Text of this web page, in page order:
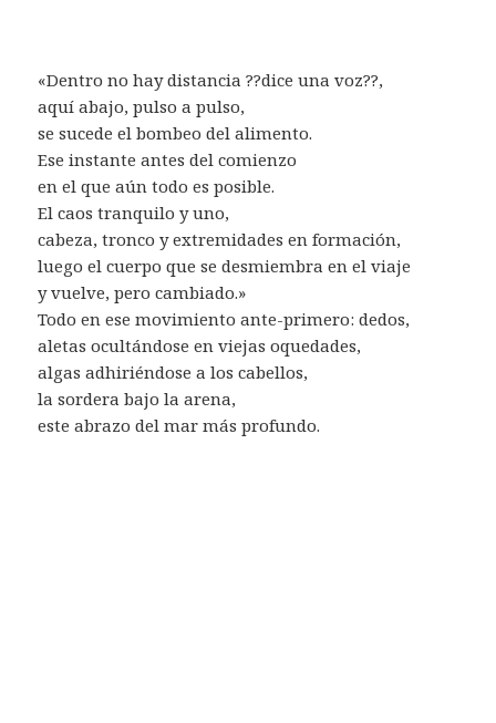
«Dentro no hay distancia ??dice una voz??,
aquí abajo, pulso a pulso,
se sucede el bombeo del alimento.
Ese instante antes del comienzo
en el que aún todo es posible.
El caos tranquilo y uno,
cabeza, tronco y extremidades en formación,
luego el cuerpo que se desmiembra en el viaje
y vuelve, pero cambiado.»
Todo en ese movimiento ante-primero: dedos,
aletas ocultándose en viejas oquedades,
algas adhiriéndose a los cabellos,
la sordera bajo la arena,
este abrazo del mar más profundo.